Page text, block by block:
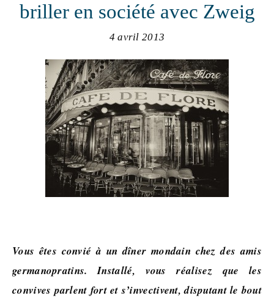
briller en société avec Zweig
4 avril 2013
Vous êtes convié à un dîner mondain chez des amis
germanopratins. Installé, vous réalisez que les
convives parlent fort et s’invectivent, disputant le bout